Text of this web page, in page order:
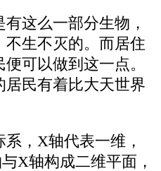
这么一部分生物，
生不灭的。而居住
可以做到这一点。
民有着比大天世界
，X轴代表一维，
X轴构成二维平面，